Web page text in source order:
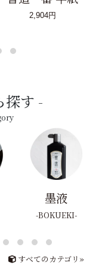
2,904円
探す
墨液
BOKUEKI
すべてのカテゴリ»